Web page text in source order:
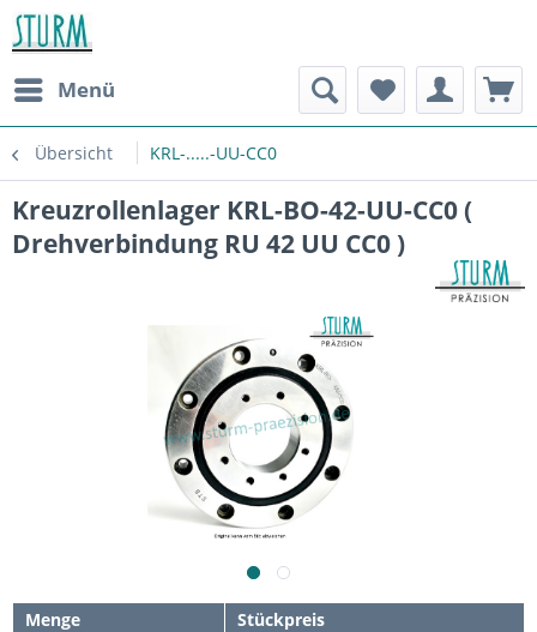
Menü
Übersicht KRL-.....-UU-CC0
Kreuzrollenlager KRL-BO-42-UU-CC0 (
Drehverbindung RU 42 UU CC0 )
Menge
Stückpreis